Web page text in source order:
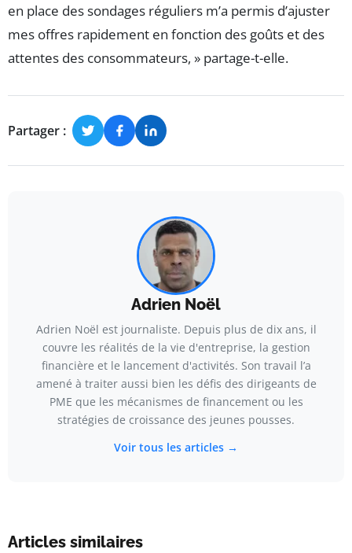
en place des sondages réguliers m’a permis d’ajuster
mes offres rapidement en fonction des goûts et des
attentes des consommateurs, » partage-t-elle.
Partager :
Adrien Noël
Adrien Noël est journaliste. Depuis plus de dix ans, il
couvre les réalités de la vie d'entreprise, la gestion
financière et le lancement d'activités. Son travail l’a
amené à traiter aussi bien les défis des dirigeants de
PME que les mécanismes de financement ou les
stratégies de croissance des jeunes pousses.
Voir tous les articles →
Articles similaires